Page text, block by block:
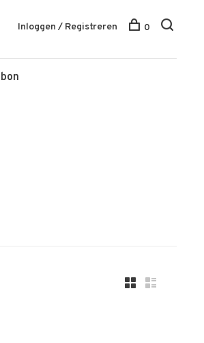
Inloggen / Registreren 0